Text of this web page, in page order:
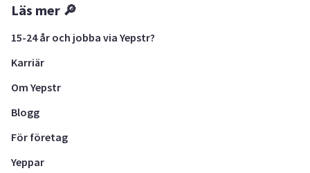
Läs mer 🔎
15-24 år och jobba via Yepstr?
Karriär
Om Yepstr
Blogg
För företag
Yeppar